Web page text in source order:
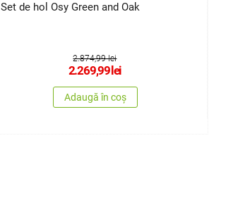
Set de hol Osy Green and Oak
2.874,99 lei
2.269,99lei
Adaugă în coș